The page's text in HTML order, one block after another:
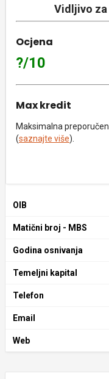
Vidljivo
Ocjena
?/10
Max kredit
Maksimalna
(saznajte više).
OIB
Matični broj - MBS
Godina osnivanja
Temeljni kapital
Telefon
Email
Web